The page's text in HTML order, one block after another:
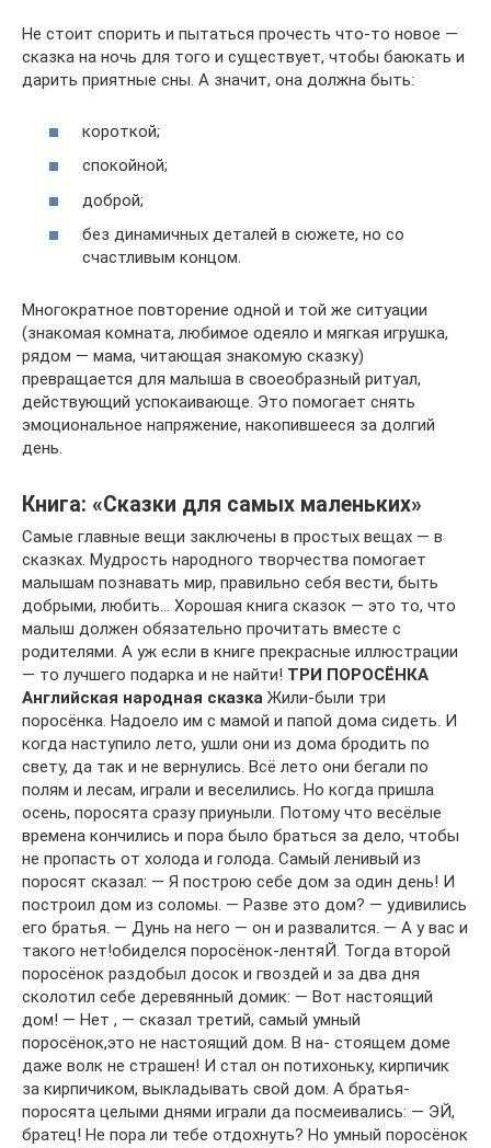
Не стоит спорить и пытаться прочесть что-то новое —
сказка на ночь для того и существует, чтобы баюкать и
дарить приятные сны. А значит, она должна быть:
короткой;
спокойной;
доброй;
без динамичных деталей в сюжете, но со
счастливым концом.
Многократное повторение одной и той же ситуации
(знакомая комната, любимое одеяло и мягкая игрушка,
рядом — мама, читающая знакомую сказку)
превращается для малыша в своеобразный ритуал,
действующий успокаивающе. Это помогает снять
эмоциональное напряжение, накопившееся за долгий
день.
Книга: «Сказки для самых маленьких»
Самые главные вещи заключены в простых вещах — в
сказках. Мудрость народного творчества помогает
малышам познавать мир, правильно себя вести, быть
добрыми, любить… Хорошая книга сказок — это то, что
малыш должен обязательно прочитать вместе с
родителями. А уж если в книге прекрасные иллюстрации
— то лучшего подарка и не найти! ТРИ ПОРОСЁНКА
Английская народная сказка Жили-были три
поросёнка. Надоело им с мамой и папой дома сидеть. И
когда наступило лето, ушли они из дома бродить по
свету, да так и не вернулись. Всё лето они бегали по
полям и лесам, играли и веселились. Но когда пришла
осень, поросята сразу приуныли. Потому что весёлые
времена кончились и пора было браться за дело, чтобы
не пропасть от холода и голода. Самый ленивый из
поросят сказал: — Я построю себе дом за один день! И
построил дом из соломы. — Разве это дом? — удивились
его братья. — Дунь на него — он и развалится. — А у вас и
такого нет!обиделся поросёнок-лентяЙ. Тогда второй
поросёнок раздобыл досок и гвоздей и за два дня
сколотил себе деревянный домик: — Вот настоящий
дом! — Нет , — сказал третий, самый умный
поросёнок,это не настоящий дом. В на- стоящем доме
даже волк не страшен! И стал он потихоньку, кирпичик
за кирпичиком, выкладывать свой дом. А братья-
поросята целыми днями играли да посмеивались: — ЭЙ,
братец! Не пора ли тебе отдохнуть? Но умный поросёнок